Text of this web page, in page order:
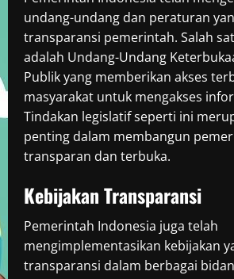
undang-undang dan peraturan
transparansi pemerintah. Salah
adalah Undang-Undang
Publik yang memberikan akses
masyarakat untuk mengakses
Tindakan legislatif seperti ini
penting dalam membangun
transparan dan terbuka.
Kebijakan Transparansi
Pemerintah Indonesia juga telah
mengimplementasikan kebijakan
transparansi dalam berbagai